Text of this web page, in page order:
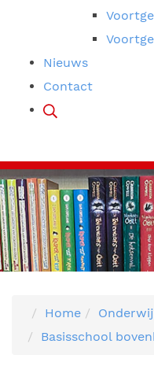
Nieuws
Contact
Home
Basisschool